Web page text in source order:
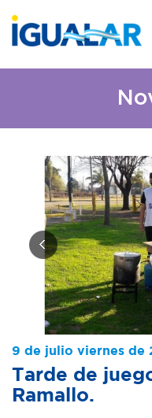
9 de julio viernes de
Tarde de
Ramallo.